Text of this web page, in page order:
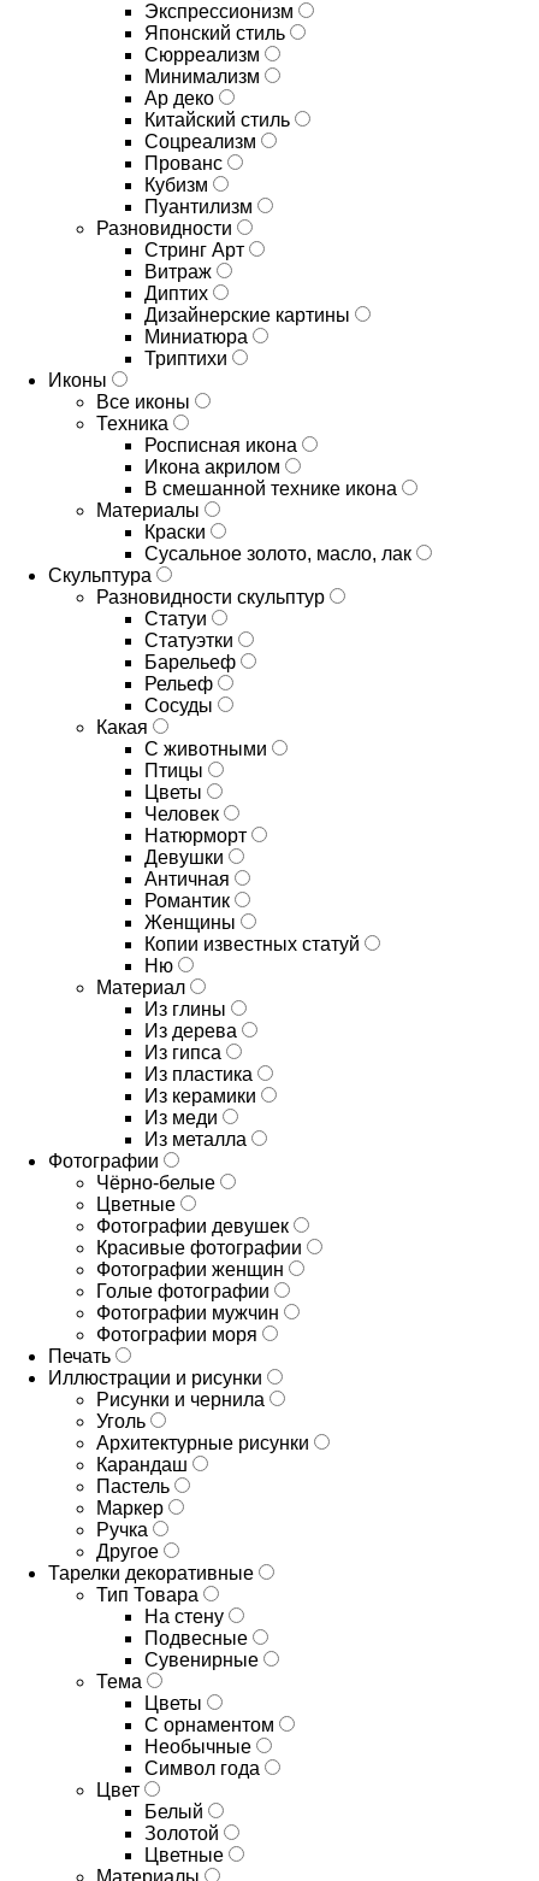
Экспрессионизм
Японский стиль
Сюрреализм
Минимализм
Ар деко
Китайский стиль
Соцреализм
Прованс
Кубизм
Пуантилизм
Разновидности
Стринг Арт
Витраж
Диптих
Дизайнерские картины
Миниатюра
Триптихи
Иконы
Все иконы
Техника
Росписная икона
Икона акрилом
В смешанной технике икона
Материалы
Краски
Сусальное золото, масло, лак
Скульптура
Разновидности скульптур
Статуи
Статуэтки
Барельеф
Рельеф
Сосуды
Какая
С животными
Птицы
Цветы
Человек
Натюрморт
Девушки
Античная
Романтик
Женщины
Копии известных статуй
Ню
Материал
Из глины
Из дерева
Из гипса
Из пластика
Из керамики
Из меди
Из металла
Фотографии
Чёрно-белые
Цветные
Фотографии девушек
Красивые фотографии
Фотографии женщин
Голые фотографии
Фотографии мужчин
Фотографии моря
Печать
Иллюстрации и рисунки
Рисунки и чернила
Уголь
Архитектурные рисунки
Карандаш
Пастель
Маркер
Ручка
Другое
Тарелки декоративные
Тип Товара
На стену
Подвесные
Сувенирные
Тема
Цветы
С орнаментом
Необычные
Символ года
Цвет
Белый
Золотой
Цветные
Материалы